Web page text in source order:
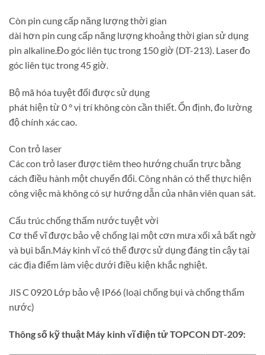
Còn pin cung cấp năng lượng thời gian
dài hơn pin cung cấp năng lượng khoảng thời gian sử dụng
pin alkaline.Đo góc liên tục trong 150 giờ (DT-213). Laser đo
góc liên tục trong 45 giờ.
Bộ mã hóa tuyệt đối được sử dụng
phát hiện từ 0 ° vị trí không còn cần thiết. Ổn định, đo lường
độ chính xác cao.
Con trỏ laser
Các con trỏ laser được tiêm theo hướng chuẩn trực bằng
cách điều hành một chuyển đổi. Công nhân có thể thực hiện
công việc mà không có sự hướng dẫn của nhân viên quan sát.
Cấu trúc chống thấm nước tuyệt vời
Cơ thể vĩ được bảo vệ chống lại một cơn mưa xối xả bất ngờ
và bụi bẩn.Máy kinh vĩ có thể được sử dụng đáng tin cậy tại
các địa điểm làm việc dưới điều kiện khắc nghiệt.
JIS C 0920 Lớp bảo vệ IP66 (loại chống bụi và chống thấm
nước)
Thông số kỹ thuật Máy kinh vĩ điện tử TOPCON DT-209: